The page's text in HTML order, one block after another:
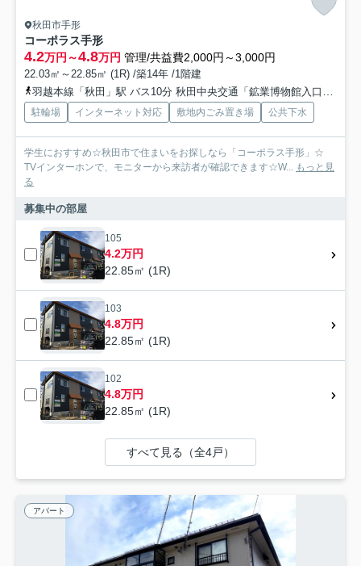
秋田市手形
コーポラス手形
4.2万円～4.8万円 管理/共益費2,000円～3,000円
22.03㎡～22.85㎡ (1R) /築14年 /1階建
羽越本線「秋田」駅 バス10分 秋田中央交通「鉱業博物館入口」 停歩3分
駐輪場 インターネット対応 敷地内ごみ置き場 公共下水
学生におすすめ☆秋田市で住まいをお探しなら「コーポラス手形」☆
TVインターホンで、モニターから来訪者が確認できます☆W...
もっと見
る
募集中の部屋
105
4.2万円
22.85㎡ (1R)
103
4.8万円
22.85㎡ (1R)
102
4.8万円
22.85㎡ (1R)
すべて見る（全4戸）
アパート